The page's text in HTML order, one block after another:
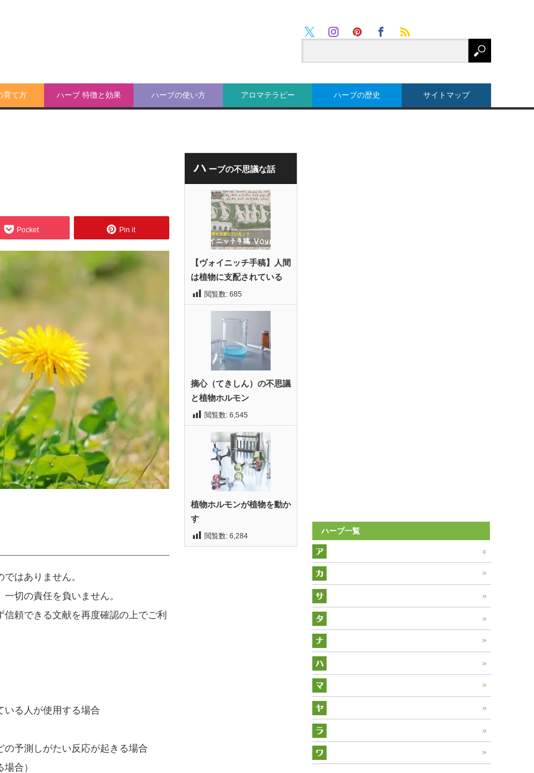
育て方 ハーブ 特徴と効果 ハーブの使い方 アロマテラピー ハーブの歴史 サイトマップ
Twitter InstagramPinterestFacebook
RSS
Pocket Pin it
はありません。
一切の責任を負いません。
信頼できる文献を再度確認の上でご利
いる人が使用する場合
の予測しがたい反応が起きる場合
場合）
ハ ーブの不思議な話
【ヴォイニッチ手稿】人間
は植物に支配されている
閲覧数: 685
摘心（てきしん）の不思議
と植物ホルモン
閲覧数: 6,545
植物ホルモンが植物を動か
す
閲覧数: 6,284
ハーブ一覧
アーティチョーク
アニスヒソップ
アルカネット
アロエ
アロマティカス
アンゼリカ
イタリアンパセリ
エキナセア
エリキャンペーン
エルダー
カモミール
カレープラント
キャットニップ
キャラウェイ
クレソン
クローバーレッド
コモンマロウ
コリアンダー
コンフリー
サラダバーネット
サフラワー
サフラン
サンショウ
サントリナ
サンフラワー
シソ
ジャスミン
タイム
タラゴン
タンジー
タンデライオン
チコリ
チャービル
チャイブ
ナスタチウム
ニゲラ
バジル
ハーツイーズ
ハイビスカス
ヒソップ
フェンネル
マシュマロウ
マジョラム
マリーゴールド
ミント
ヤロウ
ユーカリ
ラベンダー